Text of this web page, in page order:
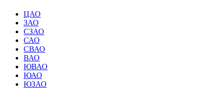
ЦАО
ЗАО
СЗАО
САО
СВАО
ВАО
ЮВАО
ЮАО
ЮЗАО